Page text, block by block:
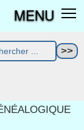
MENU